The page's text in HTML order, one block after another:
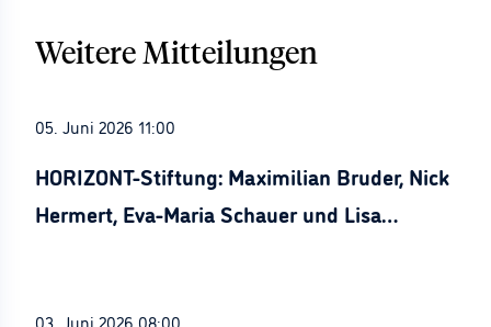
Weitere Mitteilungen
05. Juni 2026 11:00
HORIZONT-Stiftung: Maximilian Bruder, Nick
Hermert, Eva-Maria Schauer und Lisa
03. Juni 2026 08:00